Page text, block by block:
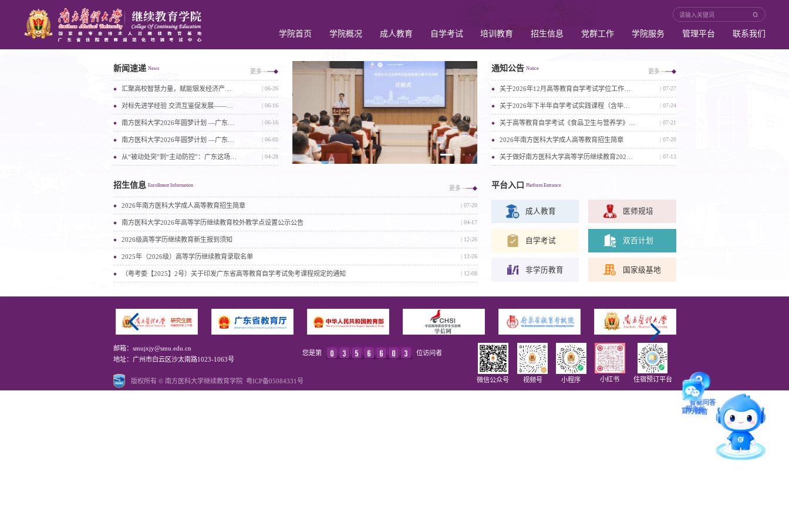
学院首页 学院概况 成人教育 自学考试 培训教育 招生信息 党群工作 学院服务 管理平台 联系我们
新闻速递 News 更多
汇聚高校智慧力量，赋能银发经济产业高质量发展 | 06-26
对标先进学经验 交流互鉴促发展——许可慰副校长带队赴三所兄弟高校调研学习 | 06-16
南方医科大学2026年圆梦计划 —广东省“百千万工程”青年职业技术人才资助名单公示（第二批23人） | 06-16
南方医科大学2026年圆梦计划 —广东省“百千万工程”青年职业技术人才资助名单公示 | 06-05
从“被动处突”到“主动防控”：广东这场培训启动公共卫生应急能力提升“加速跑” | 04-28
继续教育学院召开专题学习会议 突发公共卫生事件应急处置能力提升培训班 AI智启 | 南方医科大学继续教育智能问答云平台正式上线！ 继续教育学院开展深入贯彻中央八项规定
通知公告 Notice 更多
关于2026年12月高等教育自学考试学位工作的通知 | 07-27
关于2026年下半年自学考试实践课程（含毕业论文）考核、培训的通知(社会考生) | 07-24
| 07-21
2026年南方医科大学成人高等教育招生简章 | 07-20
| 07-13
招生信息 Enrollment Information 更多
2026年南方医科大学成人高等教育招生简章 | 07-20
南方医科大学2026年高等学历继续教育校外教学点设置公示公告 | 04-17
2026级高等学历继续教育新生报到须知 | 12-26
2025年（2026级）高等学历继续教育录取名单 | 12-26
（粤考委【2025】2号）关于印发广东省高等教育自学考试免考课程规定的通知 | 12-08
平台入口 Platform Entrance
成人教育 医师规培
自学考试 双百计划
非学历教育 国家级基地
邮箱：smujxjy@smu.edu.cn
地址：广州市白云区沙太南路1023-1063号
您是第 位访问者
微信公众号 视频号 小程序 小红书 住宿预订平台
版权所有 © 南方医科大学继续教育学院 粤ICP备05084331号
智能问答